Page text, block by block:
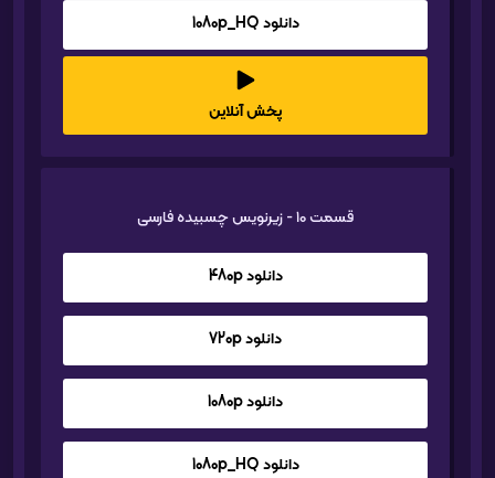
دانلود 1080p_HQ
پخش آنلاین
قسمت 10 - زیرنویس چسبیده فارسی
دانلود 480p
دانلود 720p
دانلود 1080p
دانلود 1080p_HQ